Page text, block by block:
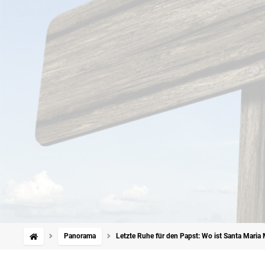
Panorama Letzte Ruhe für den Papst: Wo ist Santa Maria